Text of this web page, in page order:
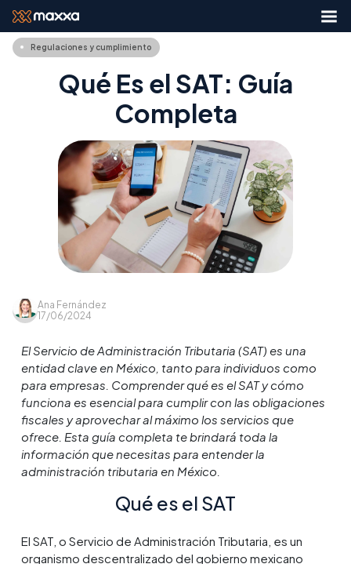
Regulaciones y cumplimiento
Qué Es el SAT: Guía
Completa
Ana Fernández
17/06/2024
El Servicio de Administración Tributaria (SAT) es una
entidad clave en México, tanto para individuos como
para empresas. Comprender qué es el SAT y cómo
funciona es esencial para cumplir con las obligaciones
fiscales y aprovechar al máximo los servicios que
ofrece. Esta guía completa te brindará toda la
información que necesitas para entender la
administración tributaria en México.
Qué es el SAT
El SAT, o Servicio de Administración Tributaria, es un
organismo descentralizado del gobierno mexicano